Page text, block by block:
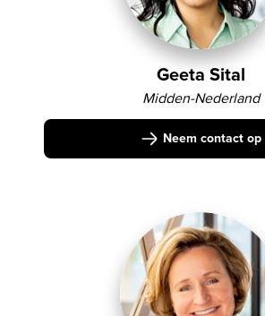
Geeta Sital
Midden-Nederland
Neem contact op